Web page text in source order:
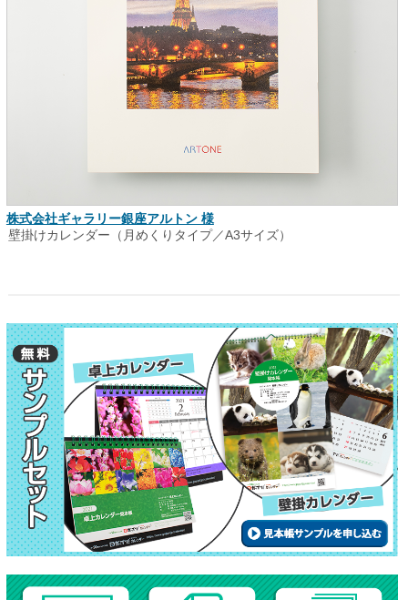
株式会社ギャラリー銀座アルトン 様
壁掛けカレンダー（月めくりタイプ／A3サイズ）